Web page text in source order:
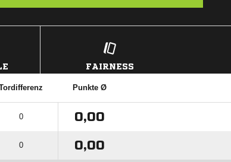
FAIRNESS
Punkte Ø
0 0,00
0 0,00